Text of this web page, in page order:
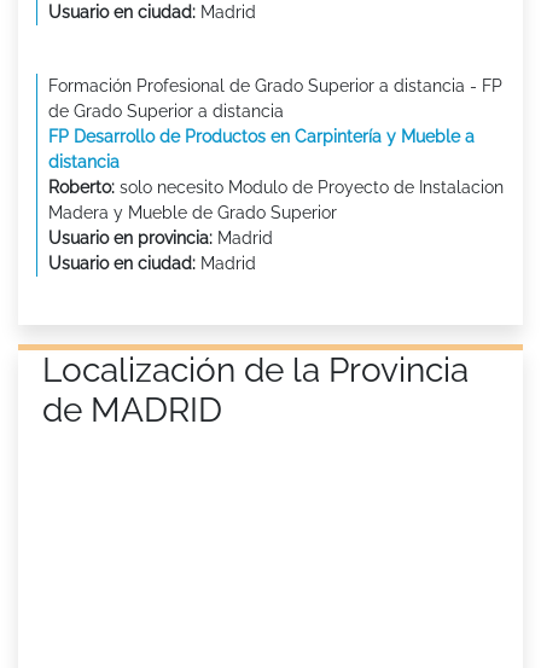
Usuario en ciudad: Madrid
Formación Profesional de Grado Superior a distancia - FP
de Grado Superior a distancia
FP Desarrollo de Productos en Carpintería y Mueble a
distancia
Roberto: solo necesito Modulo de Proyecto de Instalacion
Madera y Mueble de Grado Superior
Usuario en provincia: Madrid
Usuario en ciudad: Madrid
Localización de la Provincia
de MADRID